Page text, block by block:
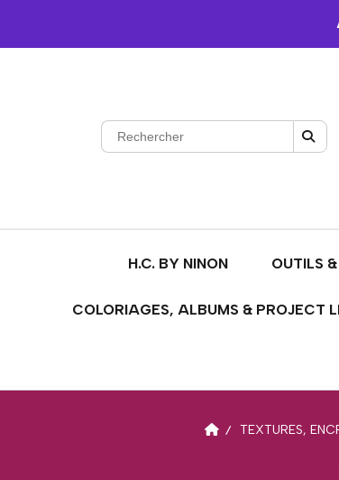
H.C. BY NINON OUTILS
COLORIAGES, ALBUMS & PROJECT
TEXTURES,